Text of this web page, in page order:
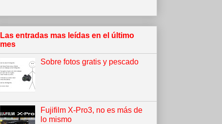
Las entradas mas leídas en el último
mes
Sobre fotos gratis y pescado
Fujifilm X-Pro3, no es más de
lo mismo